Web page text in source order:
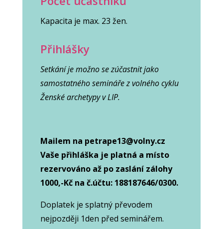
Kapacita je max. 23 žen.
Přihlášky
Setkání je možno se zúčastnit jako
samostatného semináře z volného cyklu
Ženské archetypy v LIP.
Mailem na petrape13@volny.cz
Vaše přihláška je platná a místo
rezervováno až po zaslání zálohy
1000,-Kč na č.účtu: 188187646/0300.
Doplatek je splatný převodem
nejpozději 1den před seminářem.